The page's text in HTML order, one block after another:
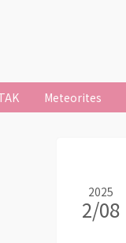
Meteorites
2025
2/08